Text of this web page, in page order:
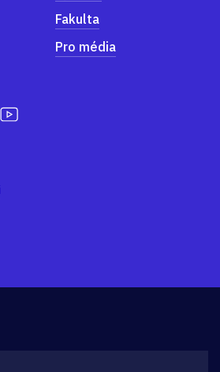
Fakulta
Pro média